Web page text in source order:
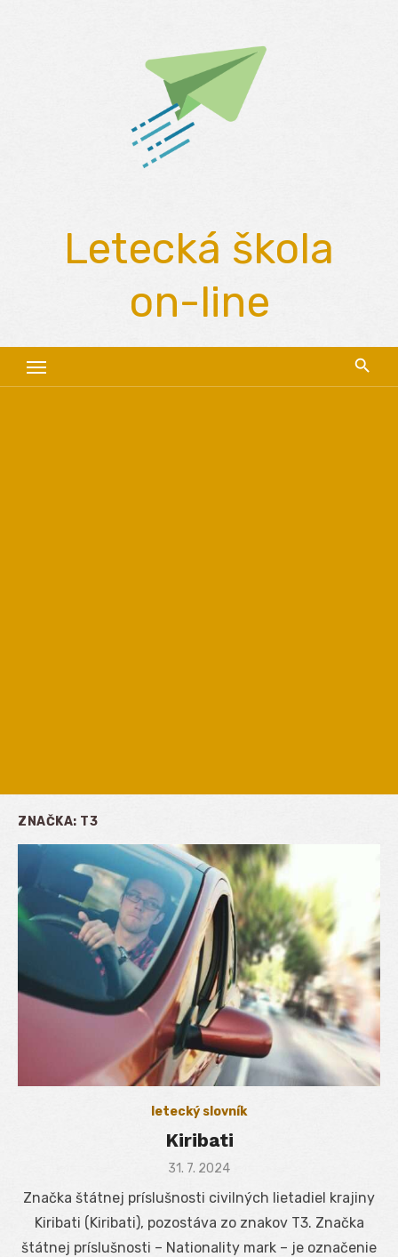
Letecká škola
on-line
ZNAČKA: T3
letecký slovník
Kiribati
Posted
31. 7. 2024
Značka štátnej príslušnosti civilných lietadiel krajiny
Kiribati (Kiribati), pozostáva zo znakov T3. Značka
štátnej príslušnosti – Nationality mark – je označenie